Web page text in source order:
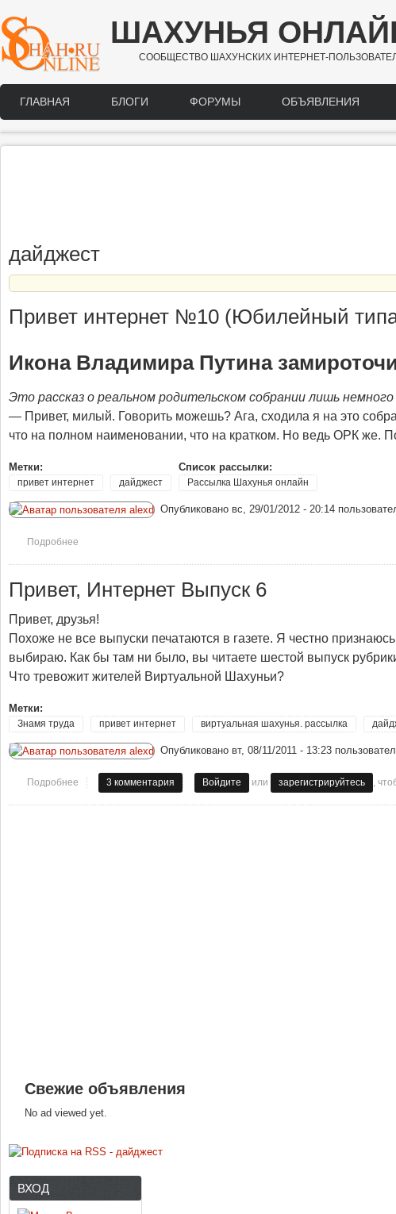
Перейти к основному содержаниюШАХУНЬЯ
СООБЩЕСТВО ШАХУНСКИХ ИНТЕРНЕТ-
Main menu
ГЛАВНАЯ БЛОГИ ФОРУМЫ ОБЪЯВЛЕНИЯ
дайджест
Привет интернет №10 (Юбилейный
Икона Владимира Путина
Это рассказ о реальном родительском собрании лишь
— Привет, милый. Говорить можешь? Ага, сходила я на это
что на полном наименовании, что на кратком. Но ведь ОРК же.
Метки:
привет интернет дайджест
Список рассылки:
Рассылка Шахунья онлайн
Опубликовано вс, 29/01/2012 - 20:14
Подробнее
Привет, Интернет Выпуск 6
Привет, друзья!
Похоже не все выпуски печатаются в газете. Я честно
выбираю. Как бы там ни было, вы читаете шестой выпуск
Что тревожит жителей Виртуальной Шахуньи?
Метки:
Знамя труда привет интернет виртуальная шахунья. рассылка
Опубликовано вт, 08/11/2011 - 13:23
Подробнее о Привет, Интернет Выпуск 6
3 комментария Войдите или зарегистрируйтесь ,
Свежие объявления
No ad viewed yet.
ВХОД